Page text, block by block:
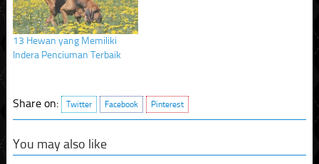
13 Hewan yang Memiliki
Indera Penciuman Terbaik
Share on: Twitter Facebook Pinterest
You may also like